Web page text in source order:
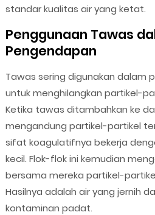
standar kualitas air yang ketat.
Penggunaan Tawas
Pengendapan
Tawas sering digunakan dalam
untuk menghilangkan partikel-
Ketika tawas ditambahkan ke
mengandung partikel-partikel
sifat koagulatifnya bekerja
kecil. Flok-flok ini kemudian
bersama mereka partikel-
Hasilnya adalah air yang jernih
kontaminan padat.